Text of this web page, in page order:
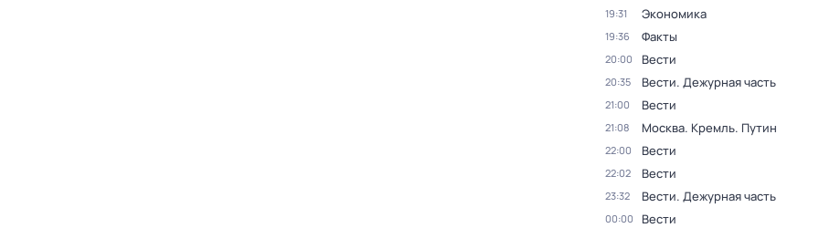
19:31 Экономика
19:36 Факты
20:00 Вести
20:35 Вести. Дежурная часть
21:00 Вести
21:08 Москва. Кремль. Путин
22:00 Вести
22:02 Вести
23:32 Вести. Дежурная часть
00:00 Вести